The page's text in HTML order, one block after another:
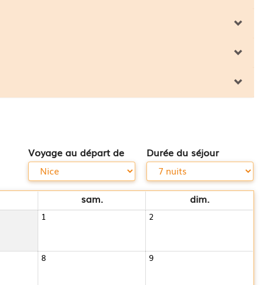
Voyage au départ de Durée du séjour
sam. dim.
1 2
8 9